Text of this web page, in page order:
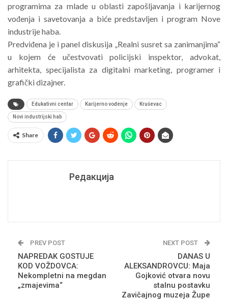
programima za mlade u oblasti zapošljavanja i karijernog
vođenja i savetovanja a biće predstavljen i program Nove
industrije haba.
Predviđena je i panel diskusija „Realni susret sa zanimanjima“
u kojem će učestvovati policijski inspektor, advokat,
arhitekta, specijalista za digitalni marketing, programer i
grafički dizajner.
Edukativni centar Karijerno vođenje Kruševac
Novi industrijski hab
Share
Редакција
PREV POST
NAPREDAK GOSTUJE
KOD VOŽDOVCA:
Nekompletni na megdan
„zmajevima“
NEXT POST
DANAS U
ALEKSANDROVCU: Maja
Gojković otvara novu
stalnu postavku
Zavičajnog muzeja Župe